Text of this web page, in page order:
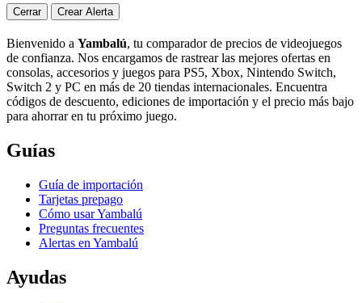
Cerrar Crear Alerta
Bienvenido a Yambalú, tu comparador de precios de videojuegos
de confianza. Nos encargamos de rastrear las mejores ofertas en
consolas, accesorios y juegos para PS5, Xbox, Nintendo Switch,
Switch 2 y PC en más de 20 tiendas internacionales. Encuentra
códigos de descuento, ediciones de importación y el precio más bajo
para ahorrar en tu próximo juego.
Guías
Guía de importación
Tarjetas prepago
Cómo usar Yambalú
Preguntas frecuentes
Alertas en Yambalú
Ayudas